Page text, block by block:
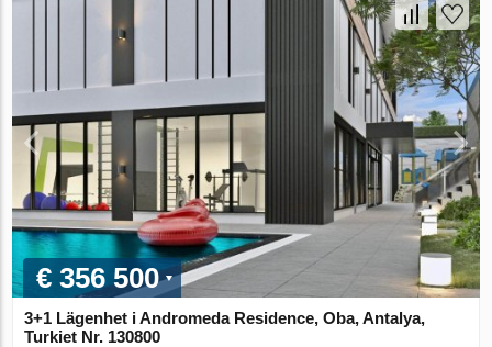
€ 356 500
3+1 Lägenhet i Andromeda Residence, Oba, Antalya,
Turkiet Nr. 130800